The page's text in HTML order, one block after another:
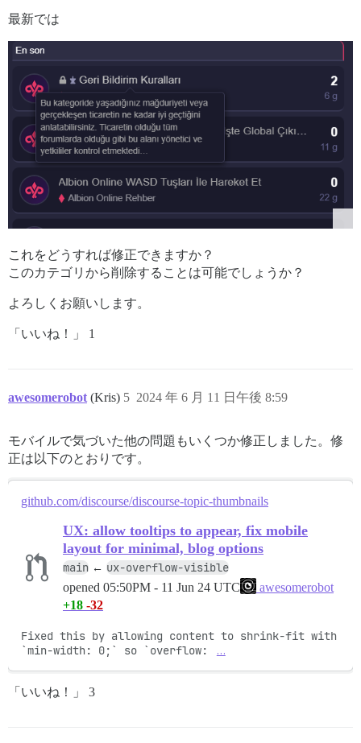
最新では
これをどうすれば修正できますか？
このカテゴリから削除することは可能でしょうか？
よろしくお願いします。
「いいね！」 1
awesomerobot (Kris) 2024 年 6 月 11 日午後 8:59
5
モバイルで気づいた他の問題もいくつか修正しました。修
正は以下のとおりです。
github.com/discourse/discourse-topic-thumbnails
UX: allow tooltips to appear, fix mobile
layout for minimal, blog options
main ← ux-overflow-visible
opened 05:50PM - 11 Jun 24 UTC
awesomerobot
+18 -32
Fixed this by allowing content to shrink-fit with
`min-width: 0;` so `overflow:
…
「いいね！」 3